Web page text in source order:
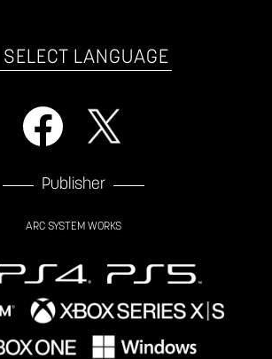
SELECT LANGUAGE
Publisher
ARC SYSTEM WORKS